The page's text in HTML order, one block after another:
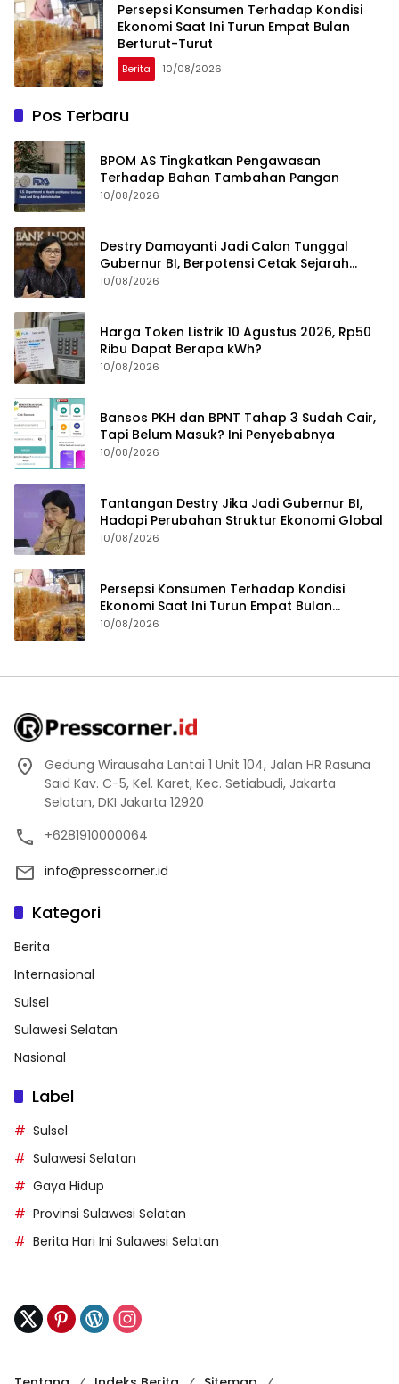
Persepsi Konsumen Terhadap Kondisi
Ekonomi Saat Ini Turun Empat Bulan
Berturut-Turut
Berita 10/08/2026
Pos Terbaru
BPOM AS Tingkatkan Pengawasan
Terhadap Bahan Tambahan Pangan
10/08/2026
Destry Damayanti Jadi Calon Tunggal
Gubernur BI, Berpotensi Cetak Sejarah
sebagai Perempuan Pertama
10/08/2026
Harga Token Listrik 10 Agustus 2026, Rp50
Ribu Dapat Berapa kWh?
10/08/2026
Bansos PKH dan BPNT Tahap 3 Sudah Cair,
Tapi Belum Masuk? Ini Penyebabnya
10/08/2026
Tantangan Destry Jika Jadi Gubernur BI,
Hadapi Perubahan Struktur Ekonomi Global
10/08/2026
Persepsi Konsumen Terhadap Kondisi
Ekonomi Saat Ini Turun Empat Bulan
Berturut-Turut
10/08/2026
Gedung Wirausaha Lantai 1 Unit 104, Jalan HR Rasuna
Said Kav. C-5, Kel. Karet, Kec. Setiabudi, Jakarta
Selatan, DKI Jakarta 12920
+6281910000064
info@presscorner.id
Kategori
Berita
Internasional
Sulsel
Sulawesi Selatan
Nasional
Label
Sulsel
Sulawesi Selatan
Gaya Hidup
Provinsi Sulawesi Selatan
Berita Hari Ini Sulawesi Selatan